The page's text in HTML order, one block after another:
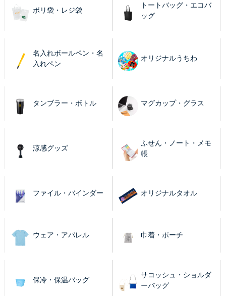
ポリ袋・レジ袋
トートバッグ・エコバ
ッグ
名入れボールペン・名
入れペン
オリジナルうちわ
タンブラー・ボトル マグカップ・グラス
涼感グッズ
ふせん・ノート・メモ
帳
ファイル・バインダー オリジナルタオル
ウェア・アパレル 巾着・ポーチ
保冷・保温バッグ
サコッシュ・ショルダ
ーバッグ